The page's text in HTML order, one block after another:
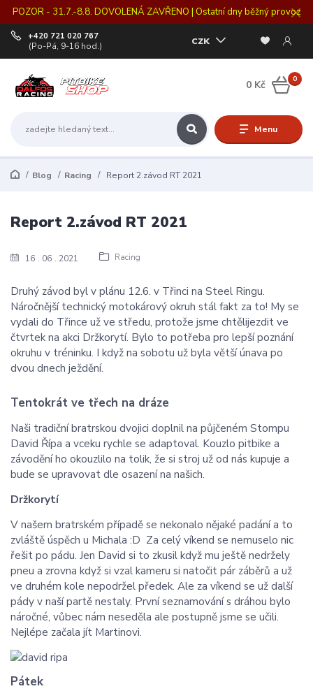
POZOR - 31.7.-8.8. DOVOLENÁ ZAVŘENO | Ostatní dny běžný provoz
Menu
CZK
+420 721 020 767
(Po-Pá, 9-16 hod.)
0
0 Kč
Blog Racing Report 2.závod RT 2021
16 06 2021 Racing
Report 2.závod RT 2021
Druhý závod byl v plánu 12.6. v Třinci na Steel Ringu.
Náročnější technický motokárový okruh stál fakt za to! My se
vydali do Třince už ve středu, protože jsme chtělijezdit ve
čtvrtek na akci Držkorytí. Bylo to potřeba pro lepší poznání
okruhu v tréninku. I když na sobotu už byla větší únava po
dvou dnech ježdění.
Tentokrát ve třech na dráze
Naši tradiční bratrskou dvojici doplnil na půjčeném Stompu
David Řípa a vceku rychle se adaptoval. Kouzlo pitbike a
závodění ho okouzlilo na tolik, že si stroj už od nás kupuje a
bude se upravovat dle osazení na našich.
Držkorytí
V našem bratrském případě se nekonalo nějaké padání a to
zvláště úspěch u Michala :D Za celý víkend se nemuselo nic
řešit po pádu. Jen David si to zkusil když mu ještě nedržely
pneu a zrovna když si vzal kameru si natočit pár záběrů a už
ve druhém kole nepodržel předek. Ale za víkend se už další
pády v naší partě nestaly. První seznamování s dráhou bylo
náročné, vůbec nám neseděla ale postupně jsme se učili.
Nejlépe začala jít Martinovi.
Pátek